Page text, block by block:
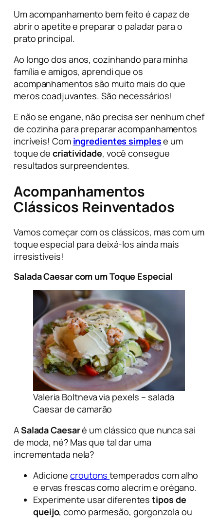
Um acompanhamento bem feito é capaz de
abrir o apetite e preparar o paladar para o
prato principal.
Ao longo dos anos, cozinhando para minha
família e amigos, aprendi que os
acompanhamentos são muito mais do que
meros coadjuvantes. São necessários!
E não se engane, não precisa ser nenhumchef
de cozinha para preparar acompanhamentos
incríveis! Com ingredientes simplese um
toque de criatividade, você consegue
resultados surpreendentes.
Acompanhamentos
Clássicos Reinventados
Vamos começar com os clássicos, mas com um
toque especial para deixá-los ainda mais
irresistíveis!
Salada Caesar com um Toque Especial
Valeria Boltneva via pexels – salada
Caesar de camarão
ASalada Caesaré um clássico que nunca sai
de moda, né? Mas que tal dar uma
incrementada nela?
Adicionecroutonstemperados com alho
e ervas frescas como alecrim e orégano.
Experimente usar diferentestipos de
queijo, como parmesão, gorgonzola ou